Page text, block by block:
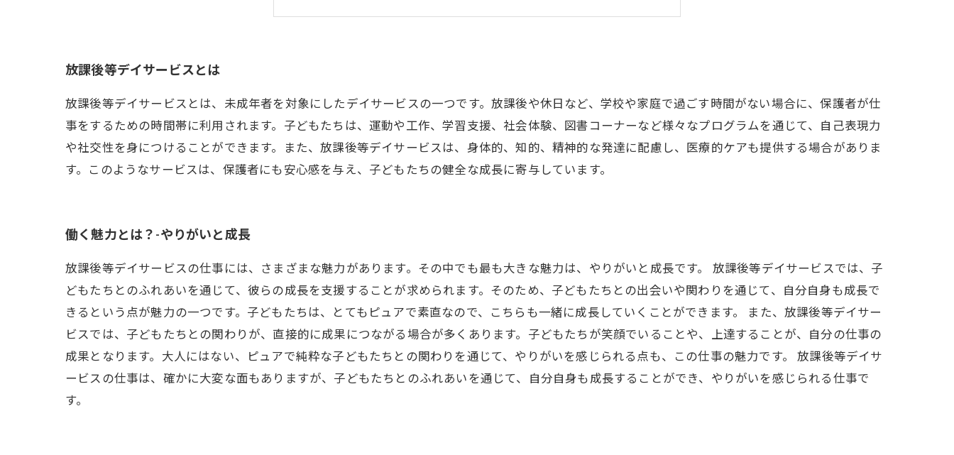
未来へのつながり-放課後等デイサービスの社会的役割と貢献
放課後等デイサービスとは
放課後等デイサービスとは、未成年者を対象にしたデイサービスの一つです。放課後や休日など、学校や家庭で過ごす時間がない場合に、保護者が仕
事をするための時間帯に利用されます。子どもたちは、運動や工作、学習支援、社会体験、図書コーナーなど様々なプログラムを通じて、自己表現力
や社交性を身につけることができます。また、放課後等デイサービスは、身体的、知的、精神的な発達に配慮し、医療的ケアも提供する場合がありま
す。このようなサービスは、保護者にも安心感を与え、子どもたちの健全な成長に寄与しています。
働く魅力とは？-やりがいと成長
放課後等デイサービスの仕事には、さまざまな魅力があります。その中でも最も大きな魅力は、やりがいと成長です。 放課後等デイサービスでは、子
どもたちとのふれあいを通じて、彼らの成長を支援することが求められます。そのため、子どもたちとの出会いや関わりを通じて、自分自身も成長で
きるという点が魅力の一つです。子どもたちは、とてもピュアで素直なので、こちらも一緒に成長していくことができます。 また、放課後等デイサー
ビスでは、子どもたちとの関わりが、直接的に成果につながる場合が多くあります。子どもたちが笑顔でいることや、上達することが、自分の仕事の
成果となります。大人にはない、ピュアで純粋な子どもたちとの関わりを通じて、やりがいを感じられる点も、この仕事の魅力です。 放課後等デイサ
ービスの仕事は、確かに大変な面もありますが、子どもたちとのふれあいを通じて、自分自身も成長することができ、やりがいを感じられる仕事で
す。